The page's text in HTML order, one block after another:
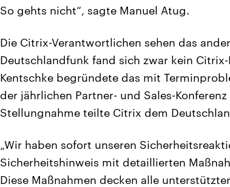
So gehts nicht“, sagte Manuel Atug.
Die Citrix-Verantwortlichen sehen das
Deutschlandfunk fand sich zwar kein
Kentschke begründete das mit
der jährlichen Partner- und Sales-
Stellungnahme teilte Citrix dem
„Wir haben sofort unseren
Sicherheitshinweis mit detaillierten
Diese Maßnahmen decken alle